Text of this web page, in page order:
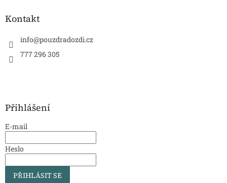
Kontakt
info@pouzdradozdi.cz
777 296 305
Přihlášení
E-mail
Heslo
PŘIHLÁSIT SE